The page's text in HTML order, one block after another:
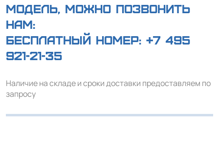
модель, можно позвонить
нам:
Бесплатный номер: +7 495
921-21-35
Наличие на складе и сроки доставки предоставляем по
запросу